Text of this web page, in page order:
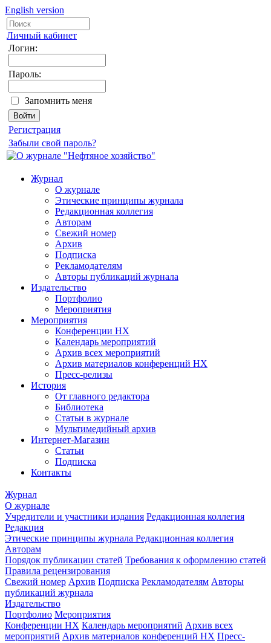
English version
Личный кабинет
Логин:
Пароль:
Запомнить меня
Регистрация
Забыли свой пароль?
Журнал
О журнале
Этические принципы журнала
Редакционная коллегия
Авторам
Свежий номер
Архив
Подписка
Рекламодателям
Авторы публикаций журнала
Издательство
Портфолио
Мероприятия
Мероприятия
Конференции НХ
Календарь мероприятий
Архив всех мероприятий
Архив материалов конференций НХ
Пресс-релизы
История
От главного редактора
Библиотека
Статьи в журнале
Мультимедийный архив
Интернет-Магазин
Статьи
Подписка
Контакты
Журнал
О журнале
Учредители и участники издания Редакционная коллегия
Редакция
Этические принципы журнала Редакционная коллегия
Авторам
Порядок публикации статей Требования к оформлению статей
Правила рецензирования
Свежий номер Архив Подписка Рекламодателям Авторы
публикаций журнала
Издательство
Портфолио Мероприятия
Конференции НХ Календарь мероприятий Архив всех
мероприятий Архив материалов конференций НХ Пресс-